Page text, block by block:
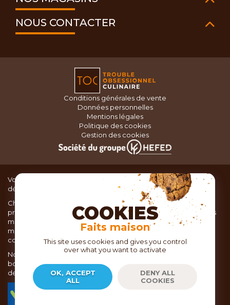
NOUS CONTACTER
Conditions générales de vente
Données personnelles
Mentions légales
Politique des cookies
Gestion des cookies
Vous recherchez du matériel de cuisine pour concocter de
délicieux plats ou des pâtisseries dignes d’un grand chef ?
Chez TOC, boutique d’ustensiles de cuisine, nous vous
proposons une large sélection de produits issus des meilleures
marques de matériel de cuisine: Ustensiles de pâtisserie,
matériel de cuisson, service de table, ustensiles de cuisine,
coutellerie, set picnic.
Nous vous réservons un accueil chaleureux au sein de nos 21
boutiques, mais vous trouverez également tout votre matériel
de cuisine en ligne sur notre site internet toc.fr
COOKIES
Faits maison
This site uses cookies and gives you control
over what you want to activate
OK, ACCEPT
ALL
DENY ALL
COOKIES